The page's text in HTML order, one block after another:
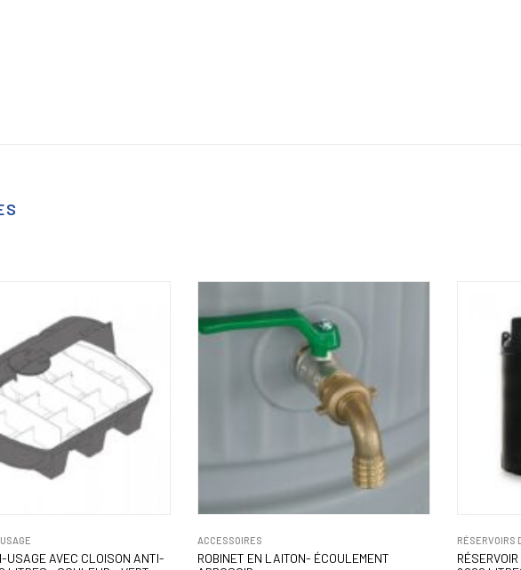
USAGE AVEC CLOISON ANTI-
ACCESSOIRES
ROBINET EN LAITON- ÉCOULEMENT
RÉSERVOIRS